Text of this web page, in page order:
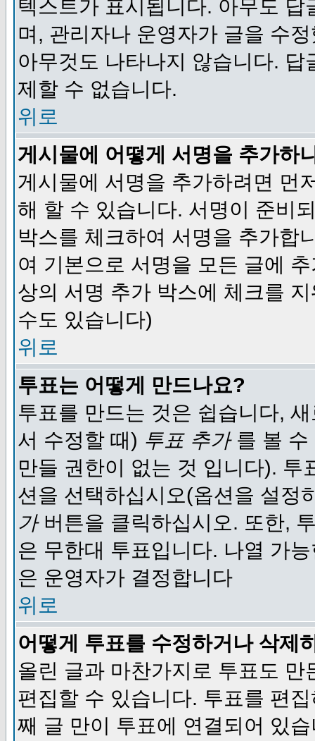
텍스트가 표시됩니다. 아무도
며, 관리자나 운영자가 글을 수
아무것도 나타나지 않습니다.
제할 수 없습니다.
위로
게시물에 어떻게 서명을 추가하
게시물에 서명을 추가하려면 먼
해 할 수 있습니다. 서명이 준비
박스를 체크하여 서명을 추가합
여 기본으로 서명을 모든 글에
상의 서명 추가 박스에 체크를
수도 있습니다)
위로
투표는 어떻게 만드나요?
투표를 만드는 것은 쉽습니다,
서 수정할 때) 투표 추가를 볼 수
만들 권한이 없는 것 입니다).
션을 선택하십시오(옵션을 설정
가버튼을 클릭하십시오. 또한,
은 무한대 투표입니다. 나열 가
은 운영자가 결정합니다
위로
어떻게 투표를 수정하거나 삭제
올린 글과 마찬가지로 투표도
편집할 수 있습니다. 투표를 편
째 글 만이 투표에 연결되어 있